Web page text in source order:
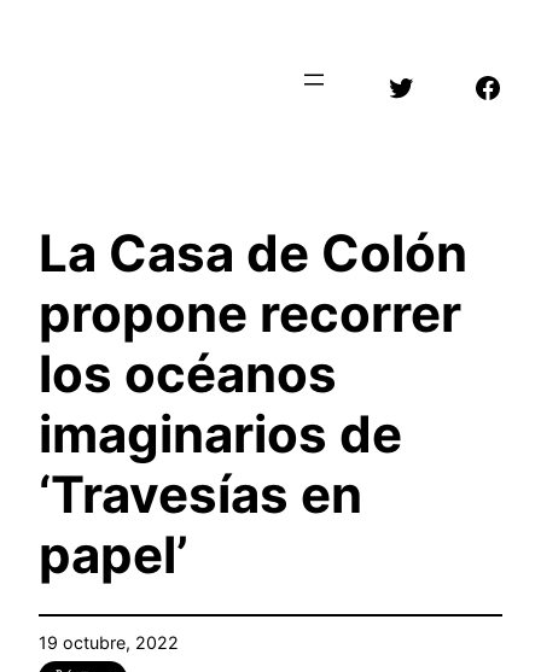
Twitter
La Casa de Colón
propone recorrer
los océanos
imaginarios de
‘Travesías en
papel’
19 octubre, 2022